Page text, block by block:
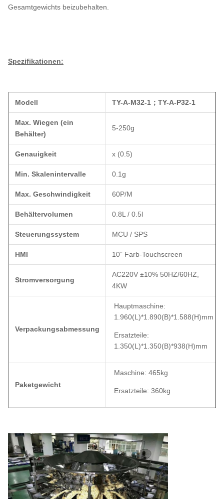
Gesamtgewichts beizubehalten.
Spezifikationen:
Modell TY-A-M32-1 ； TY-A-P32-1
Max. Wiegen (ein
Behälter)
5-250g
Genauigkeit x (0.5)
Min. Skalenintervalle 0.1g
Max. Geschwindigkeit 60P/M
Behältervolumen 0.8L / 0.5l
Steuerungssystem MCU / SPS
HMI 10” Farb-Touchscreen
Stromversorgung
AC220V ±10% 50HZ/60HZ,
4KW
Verpackungsabmessung
Hauptmaschine:
1.960(L)*1.890(B)*1.588(H)mm
Ersatzteile:
1.350(L)*1.350(B)*938(H)mm
Paketgewicht
Maschine: 465kg
Ersatzteile: 360kg